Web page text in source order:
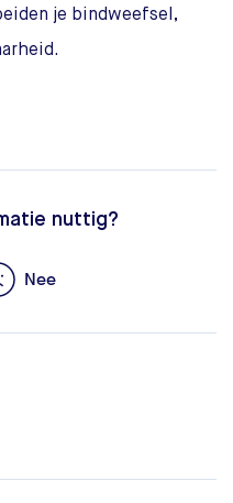
je bindweefsel,
nuttig?
Nee